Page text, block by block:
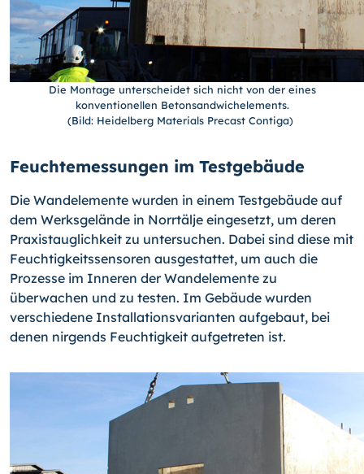
Die Montage unterscheidet sich nicht von der eines
konventionellen Betonsandwichelements.
(Bild: Heidelberg Materials Precast Contiga)
Feuchtemessungen im Testgebäude
Die Wandelemente wurden in einem Testgebäude auf
dem Werksgelände in Norrtälje eingesetzt, um deren
Praxistauglichkeit zu untersuchen. Dabei sind diese mit
Feuchtigkeitssensoren ausgestattet, um auch die
Prozesse im Inneren der Wandelemente zu
überwachen und zu testen. Im Gebäude wurden
verschiedene Installationsvarianten aufgebaut, bei
denen nirgends Feuchtigkeit aufgetreten ist.